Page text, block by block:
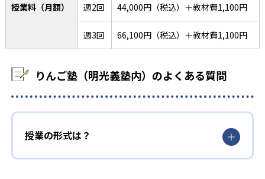
授業料（月額） 週2回 44,000円（税込）＋教材費1,100円
週3回 66,100円（税込）＋教材費1,100円
りんご塾（明光義塾内）のよくある質問
授業の形式は？